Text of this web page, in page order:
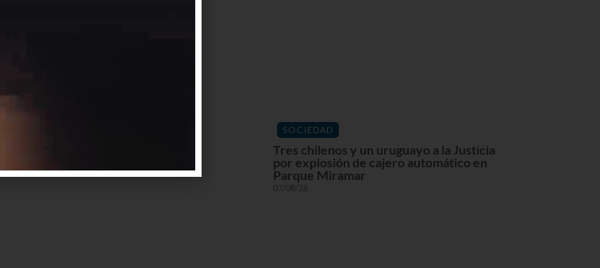
SOCIEDAD
Tres chilenos y un uruguayo a la Justicia
por explosión de cajero automático en
Parque Miramar
07/08/26